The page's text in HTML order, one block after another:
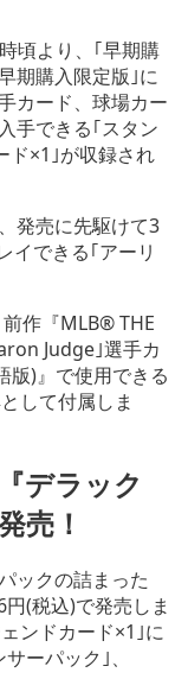
頃より、｢早期購
期購入限定版｣に
カード、球場カー
手できる｢スタン
ド×1｣が収録され
発売に先駆けて3
イできる｢アーリ
作『MLB® THE
Judge｣選手カ
版)』で使用できる
して付属しま
デラック
売！
ックの詰まった
(税込)で発売しま
ンドカード×1｣に
ーパック｣、